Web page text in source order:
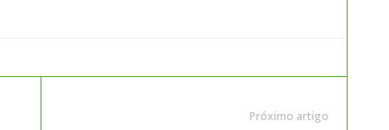
Próximo artigo